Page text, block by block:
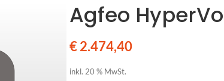
Agfeo
€2.474,40
inkl. 20 % MwSt.